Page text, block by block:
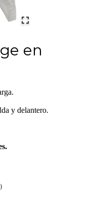
en
y delantero.